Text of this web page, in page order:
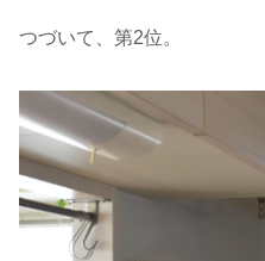
つづいて、第2位。